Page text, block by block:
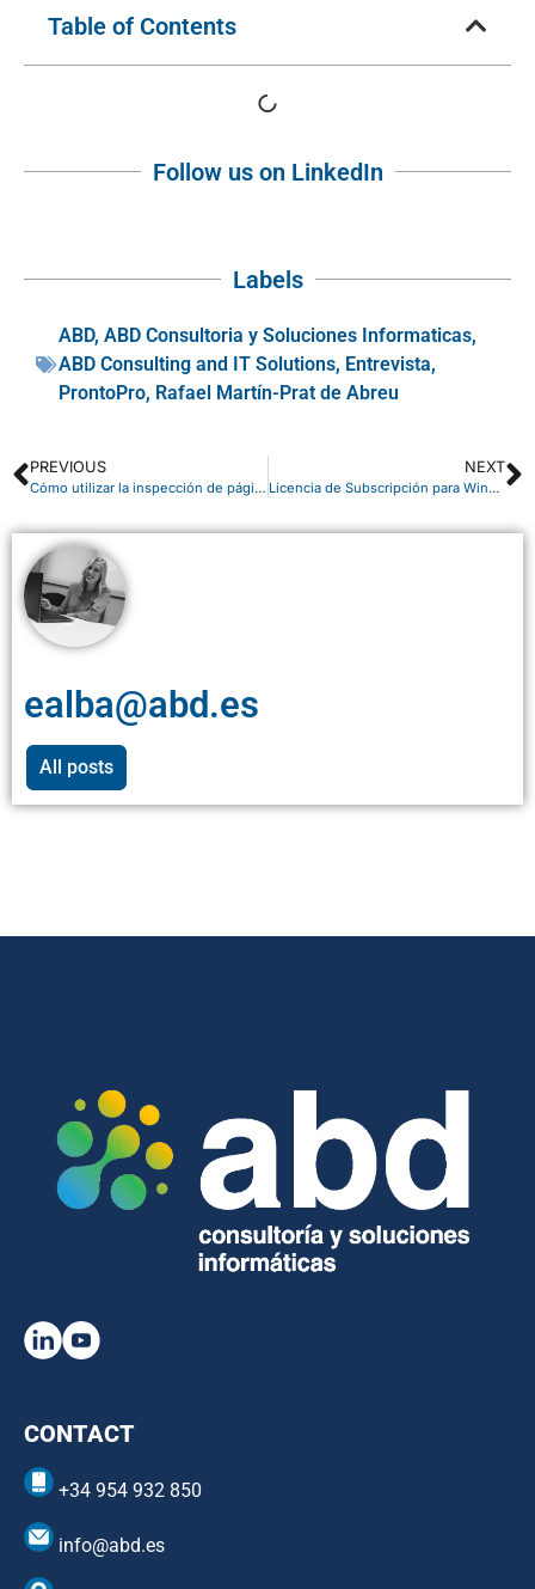
Table of Contents
Follow us on LinkedIn
Labels
ABD, ABD Consultoria y Soluciones Informaticas,
ABD Consulting and IT Solutions, Entrevista,
ProntoPro, Rafael Martín-Prat de Abreu
PREVIOUS
Cómo utilizar la inspección de páginas en Dynamics 365 Business Central
NEXT
Licencia de Subscripción para Windows 10 Enterprise
ealba@abd.es
All posts
CONTACT
+34 954 932 850
info@abd.es